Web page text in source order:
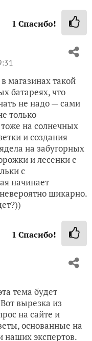
1 Спасибо!
магазинах такой
батареях, что
не надо — сами
только
на солнечных
и создания
на забугорных
и лесенки с
с
начинает
шикарно.
1 Спасибо!
тема будет
вырезка из
на сайте и
основанные на
наших экспертов.